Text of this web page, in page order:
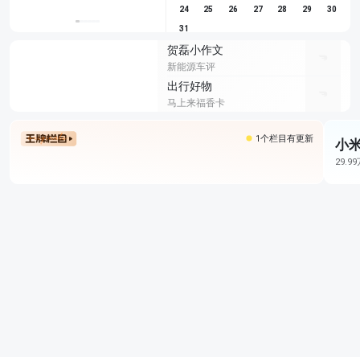
24 25 26 27 28 29 30
31
贺磊小作文
新能源车评
出行好物
马上来福香卡
1个栏目有更新 小
29.99